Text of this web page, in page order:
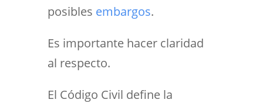
posibles embargos.
Es importante hacer claridad
al respecto.
El Código Civil define la